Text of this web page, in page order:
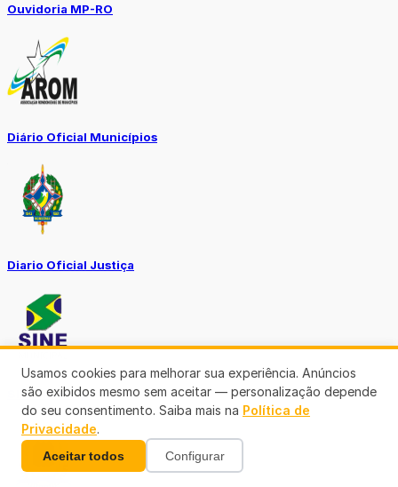
Ouvidoria MP-RO
Diário Oficial Municípios
Diario Oficial Justiça
SINE Municipal
Usamos cookies para melhorar sua experiência. Anúncios
são exibidos mesmo sem aceitar — personalização depende
do seu consentimento. Saiba mais na Política de
Privacidade.
Aceitar todos Configurar